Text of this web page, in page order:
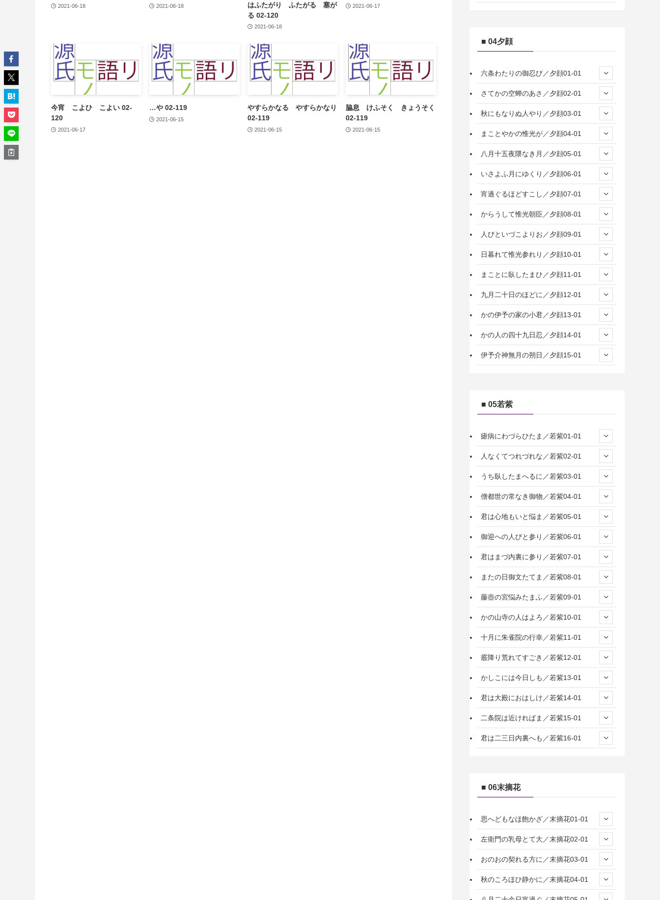
2021-06-18 2021-06-18
はふたがり ふたがる 塞が
る 02-120
2021-06-18
2021-06-17
今宵 こよひ こよい 02-
120
2021-06-17
…や 02-119
2021-06-15
やすらかなる やすらかなり
02-119
2021-06-15
脇息 けふそく きょうそく
02-119
2021-06-15
■ 04夕顔
六条わたりの御忍び／夕顔01-01
さてかの空蝉のあさ／夕顔02-01
秋にもなりぬ人やり／夕顔03-01
まことやかの惟光が／夕顔04-01
八月十五夜隈なき月／夕顔05-01
いさよふ月にゆくり／夕顔06-01
宵過ぐるほどすこし／夕顔07-01
からうして惟光朝臣／夕顔08-01
人びといづこよりお／夕顔09-01
日暮れて惟光参れり／夕顔10-01
まことに臥したまひ／夕顔11-01
九月二十日のほどに／夕顔12-01
かの伊予の家の小君／夕顔13-01
かの人の四十九日忍／夕顔14-01
伊予介神無月の朔日／夕顔15-01
■ 05若紫
瘧病にわづらひたま／若紫01-01
人なくてつれづれな／若紫02-01
うち臥したまへるに／若紫03-01
僧都世の常なき御物／若紫04-01
君は心地もいと悩ま／若紫05-01
御迎への人びと参り／若紫06-01
君はまづ内裏に参り／若紫07-01
またの日御文たてま／若紫08-01
藤壺の宮悩みたまふ／若紫09-01
かの山寺の人はよろ／若紫10-01
十月に朱雀院の行幸／若紫11-01
霰降り荒れてすごき／若紫12-01
かしこには今日しも／若紫13-01
君は大殿におはしけ／若紫14-01
二条院は近ければま／若紫15-01
君は二三日内裏へも／若紫16-01
■ 06末摘花
思へどもなほ飽かざ／末摘花01-01
左衛門の乳母とて大／末摘花02-01
おのおの契れる方に／末摘花03-01
秋のころほひ静かに／末摘花04-01